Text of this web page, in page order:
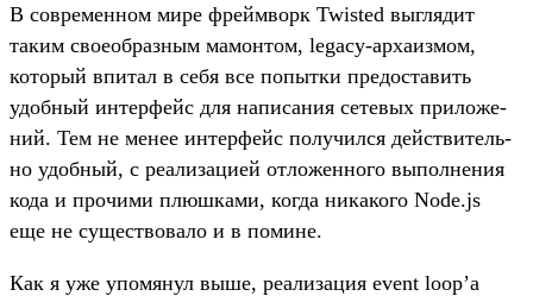
В сов­ремен­ном мире фрей­мворк Twisted выг­лядит
таким сво­еоб­разным мамон­том, legacy-арха­измом,
который впи­тал в себя все попыт­ки пре­дос­тавить
удоб­ный интерфейс для написа­ния сетевых при­ложе­
ний. Тем не менее интерфейс получил­ся дей­стви­тель­
но удоб­ный, с реали­заци­ей отло­жен­ного выпол­нения
кода и про­чими плюш­ками, ког­да никако­го Node.js
еще не сущес­тво­вало и в помине.
Как я уже упо­мянул выше, реали­зация event loop’а